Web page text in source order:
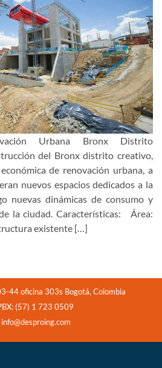
Urbana Bronx Distrito
del Bronx distrito creativo,
de renovación urbana, a
nuevos espacios dedicados a la
nuevas dinámicas de consumo y
la ciudad. Características: Área:
existente […]
44 oficina 303s Bogotá, Colombia
(57) 1 723 0509
info@desproing.com